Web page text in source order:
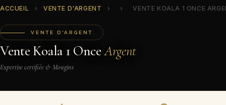
ACCUEIL › VENTE D'ARGENT › › VENTE KOALA 1 ONCE
VENTE D'ARGENT
Vente Koala 1 OnceArgent
Expertise certifiée & Mougins